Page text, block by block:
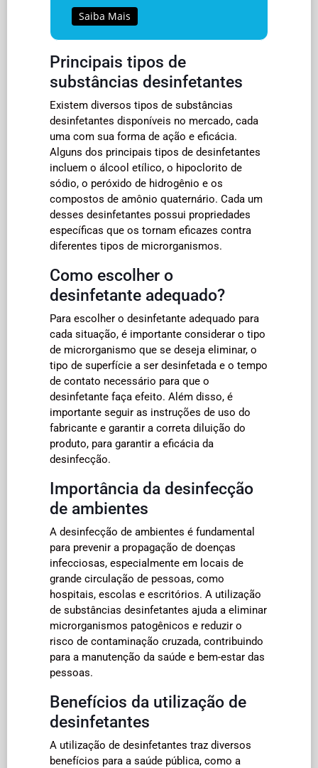
Saiba Mais
Principais tipos de
substâncias desinfetantes
Existem diversos tipos de substâncias
desinfetantes disponíveis no mercado, cada
uma com sua forma de ação e eficácia.
Alguns dos principais tipos de desinfetantes
incluem o álcool etílico, o hipoclorito de
sódio, o peróxido de hidrogênio e os
compostos de amônio quaternário. Cada um
desses desinfetantes possui propriedades
específicas que os tornam eficazes contra
diferentes tipos de microrganismos.
Como escolher o
desinfetante adequado?
Para escolher o desinfetante adequado para
cada situação, é importante considerar o tipo
de microrganismo que se deseja eliminar, o
tipo de superfície a ser desinfetada e o tempo
de contato necessário para que o
desinfetante faça efeito. Além disso, é
importante seguir as instruções de uso do
fabricante e garantir a correta diluição do
produto, para garantir a eficácia da
desinfecção.
Importância da desinfecção
de ambientes
A desinfecção de ambientes é fundamental
para prevenir a propagação de doenças
infecciosas, especialmente em locais de
grande circulação de pessoas, como
hospitais, escolas e escritórios. A utilização
de substâncias desinfetantes ajuda a eliminar
microrganismos patogênicos e reduzir o
risco de contaminação cruzada, contribuindo
para a manutenção da saúde e bem-estar das
pessoas.
Benefícios da utilização de
desinfetantes
A utilização de desinfetantes traz diversos
benefícios para a saúde pública, como a